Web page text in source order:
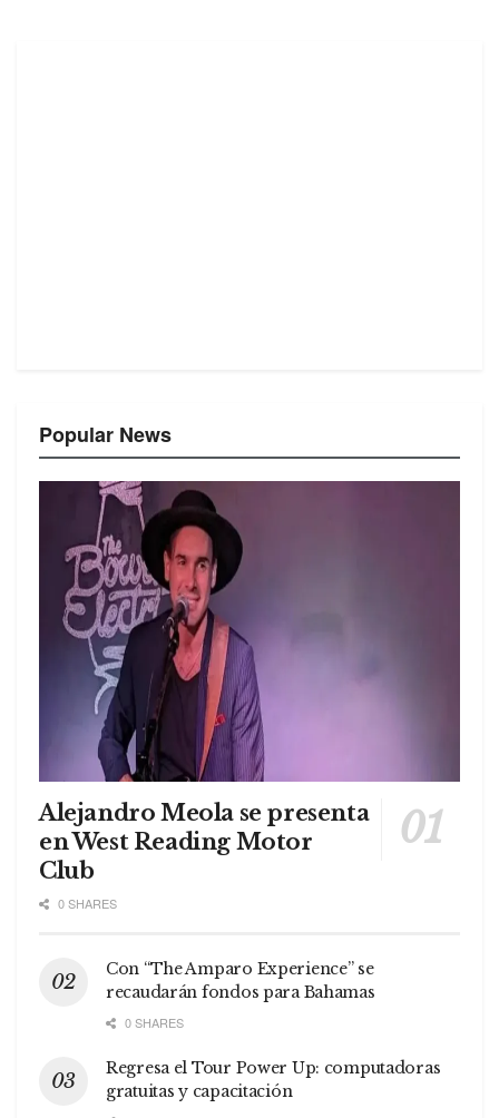
Popular News
Alejandro Meola se presenta
en West Reading Motor
Club
0 SHARES
Con “The Amparo Experience” se
recaudarán fondos para Bahamas
0 SHARES
Regresa el Tour Power Up: computadoras
gratuitas y capacitación